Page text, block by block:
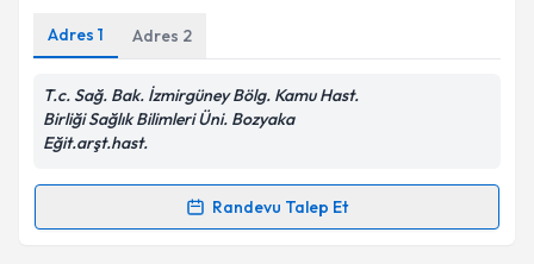
Metni'ni okudum ve kişisel verilerimin belirtilen
kapsamda işlenmesini kabul ediyorum.
Takvim Talebini Gönder
Adres 1 Adres 2
T.c. Sağ. Bak. İzmirgüney Bölg. Kamu Hast.
Birliği Sağlık Bilimleri Üni. Bozyaka
Eğit.arşt.hast.
Randevu Talep Et
Randevu Takvimi Talebi